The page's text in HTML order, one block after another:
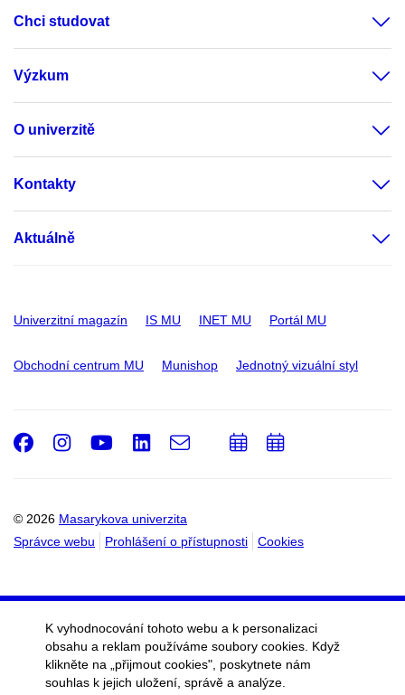
Chci studovat
Výzkum
O univerzitě
Kontakty
Aktuálně
Univerzitní magazín IS MU INET MU Portál MU
Obchodní centrum MU Munishop Jednotný vizuální styl
© 2026 Masarykova univerzita
Správce webu
Prohlášení o přístupnosti Cookies
Facebook
Instagram
Youtube
LinkedIn
e-
PřidatPřidat
K vyhodnocování tohoto webu a k personalizaci
obsahu a reklam používáme soubory cookies. Když
klikněte na „přijmout cookies", poskytnete nám
souhlas k jejich uložení, správě a analýze.